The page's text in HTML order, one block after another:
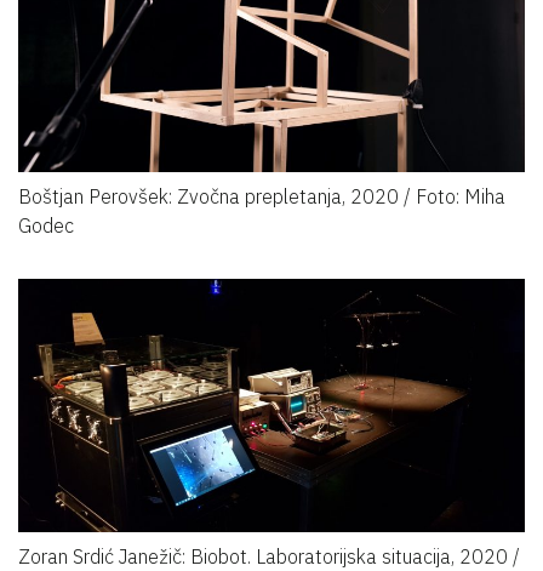
Boštjan Perovšek: Zvočna prepletanja, 2020 / Foto: Miha
Godec
Zoran Srdić Janežič: Biobot. Laboratorijska situacija, 2020 /